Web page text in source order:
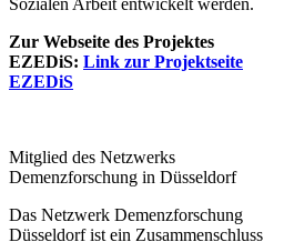
Sozialen Arbeit entwickelt werden.
Zur Webseite des Projektes
EZEDiS: Link zur Projektseite
EZEDiS​
Mitglied des Netzwerks
Demenzforschung in Düsseldorf
Das Netzwerk Demenzforschung
Düsseldorf ist ein Zusammenschluss